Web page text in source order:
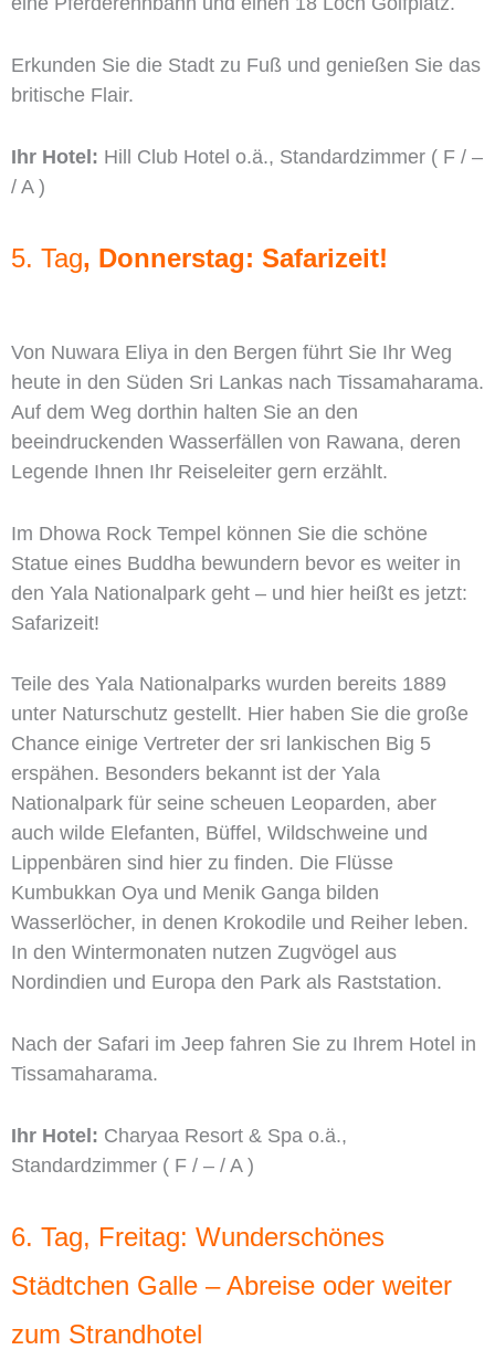
Erkunden Sie die Stadt zu Fuß und genießen Sie das
britische Flair.
Ihr Hotel: Hill Club Hotel o.ä., Standardzimmer ( F / –
/ A )
5. Tag, Donnerstag: Safarizeit!
Von Nuwara Eliya in den Bergen führt Sie Ihr Weg
heute in den Süden Sri Lankas nach Tissamaharama.
Auf dem Weg dorthin halten Sie an den
beeindruckenden Wasserfällen von Rawana, deren
Legende Ihnen Ihr Reiseleiter gern erzählt.
Im Dhowa Rock Tempel können Sie die schöne
Statue eines Buddha bewundern bevor es weiter in
den Yala Nationalpark geht – und hier heißt es jetzt:
Safarizeit!
Teile des Yala Nationalparks wurden bereits 1889
unter Naturschutz gestellt. Hier haben Sie die große
Chance einige Vertreter der sri lankischen Big 5
erspähen. Besonders bekannt ist der Yala
Nationalpark für seine scheuen Leoparden, aber
auch wilde Elefanten, Büffel, Wildschweine und
Lippenbären sind hier zu finden. Die Flüsse
Kumbukkan Oya und Menik Ganga bilden
Wasserlöcher, in denen Krokodile und Reiher leben.
In den Wintermonaten nutzen Zugvögel aus
Nordindien und Europa den Park als Raststation.
Nach der Safari im Jeep fahren Sie zu Ihrem Hotel in
Tissamaharama.
Ihr Hotel: Charyaa Resort & Spa o.ä.,
Standardzimmer ( F / – / A )
6. Tag, Freitag: Wunderschönes
Städtchen Galle – Abreise oder weiter
zum Strandhotel